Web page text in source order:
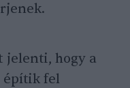
jelenti, hogy a
építik fel